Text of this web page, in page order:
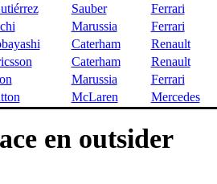
Sauber
Ferrari
Marussia
Ferrari
Caterham
Renault
Caterham
Renault
Marussia
Ferrari
McLaren Mercedes
en outsider